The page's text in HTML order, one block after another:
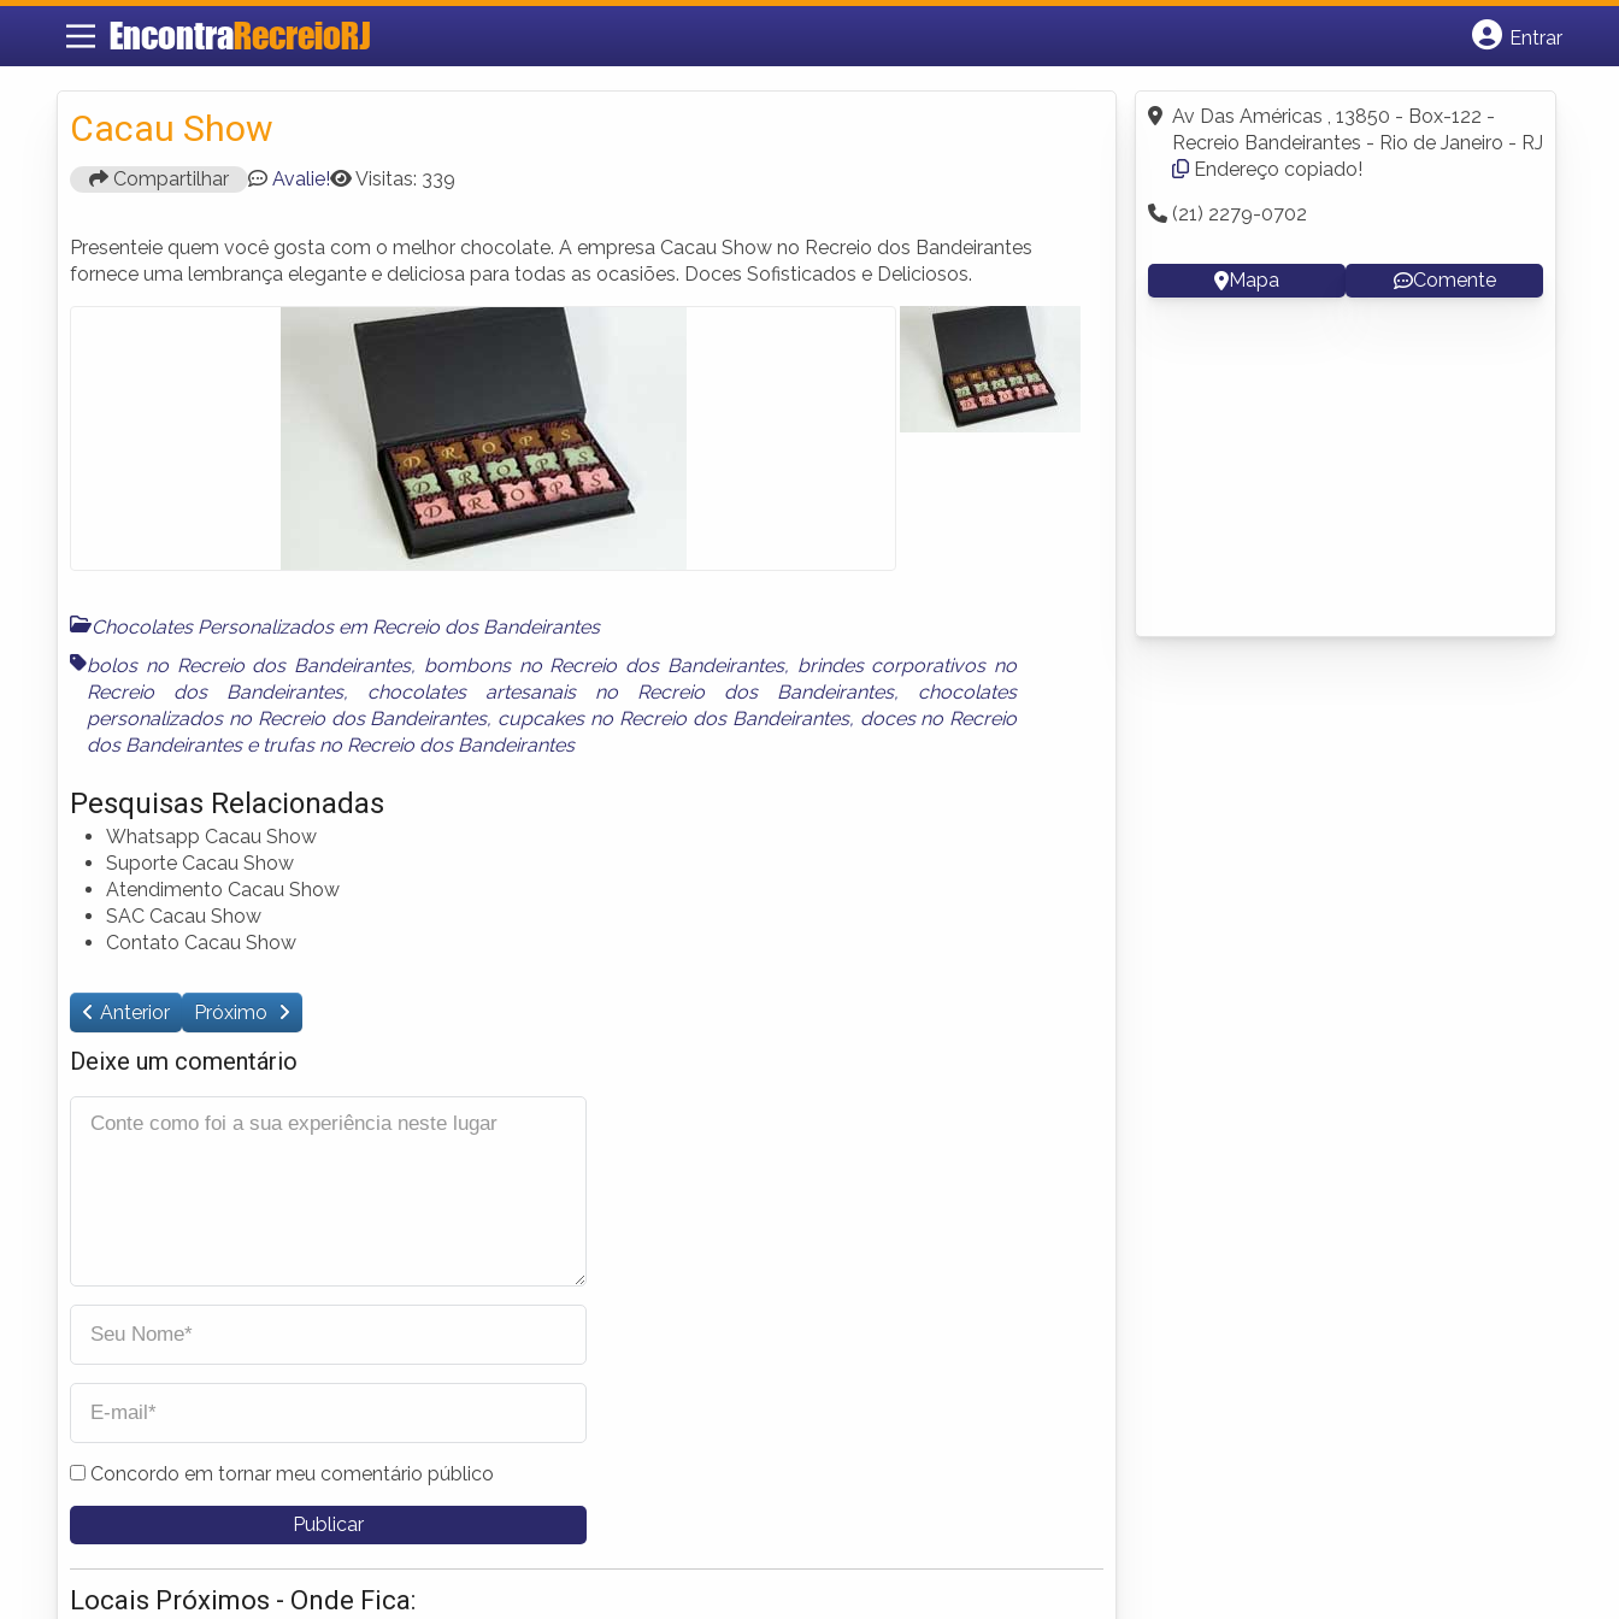
EncontraRecreioRJ
Entrar
Fazer login
Criar conta
Cacau Show
Compartilhar Avalie! Visitas: 339
Presenteie quem você gosta com o melhor chocolate. A empresa Cacau Show no Recreio dos Bandeirantes
fornece uma lembrança elegante e deliciosa para todas as ocasiões. Doces Sofisticados e Deliciosos.
Chocolates Personalizados em Recreio dos Bandeirantes
bolos no Recreio dos Bandeirantes, bombons no Recreio dos Bandeirantes, brindes corporativos no
Recreio dos Bandeirantes, chocolates artesanais no Recreio dos Bandeirantes, chocolates
personalizados no Recreio dos Bandeirantes, cupcakes no Recreio dos Bandeirantes, doces no Recreio
dos Bandeirantese trufas no Recreio dos Bandeirantes
Pesquisas Relacionadas
Whatsapp Cacau Show
Suporte Cacau Show
Atendimento Cacau Show
SAC Cacau Show
Contato Cacau Show
Anterior Próximo
Deixe um comentário
Concordo em tornar meu comentário público
Locais Próximos - Onde Fica:
Av Das Américas , 13850 - Box-122 -
Recreio Bandeirantes - Rio de Janeiro - RJ
Endereço copiado!
(21) 2279-0702
Mapa Comente